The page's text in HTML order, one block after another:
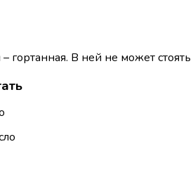
гортанная. В ней не может